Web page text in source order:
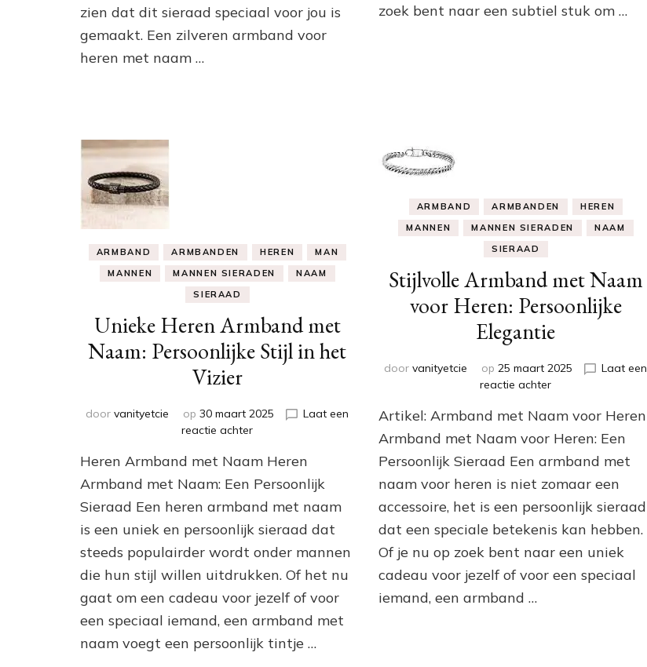
zien dat dit sieraad speciaal voor jou is
gemaakt. Een zilveren armband voor
heren met naam …
zoek bent naar een subtiel stuk om …
ARMBAND ARMBANDEN HEREN
MAN
MANNEN
MANNEN SIERADEN
NAAM
SIERAAD
Unieke Heren Armband met
Naam: Persoonlijke Stijl in het
Vizier
doorvanityetcie op30 maart 2025
Laat een
reactie achterop
Heren
Armband
Naam:
Persoonlijke
in
het
Vizier
Heren Armband met Naam Heren
Armband met Naam: Een Persoonlijk
Sieraad Een heren armband met naam
is een uniek en persoonlijk sieraad dat
steeds populairder wordt onder mannen
die hun stijl willen uitdrukken. Of het nu
gaat om een cadeau voor jezelf of voor
een speciaal iemand, een armband met
naam voegt een persoonlijk tintje …
ARMBAND ARMBANDEN
HEREN
MANNEN
MANNEN SIERADEN
NAAM
SIERAAD
Stijlvolle Armband met Naam
voor Heren: Persoonlijke
Elegantie
doorvanityetcie op25 maart 2025
Laat een
reactie achterop
Armband
met
voor
Heren:
Persoonlijke
Elegantie
Artikel: Armband met Naam voor Heren
Armband met Naam voor Heren: Een
Persoonlijk Sieraad Een armband met
naam voor heren is niet zomaar een
accessoire, het is een persoonlijk sieraad
dat een speciale betekenis kan hebben.
Of je nu op zoek bent naar een uniek
cadeau voor jezelf of voor een speciaal
iemand, een armband …